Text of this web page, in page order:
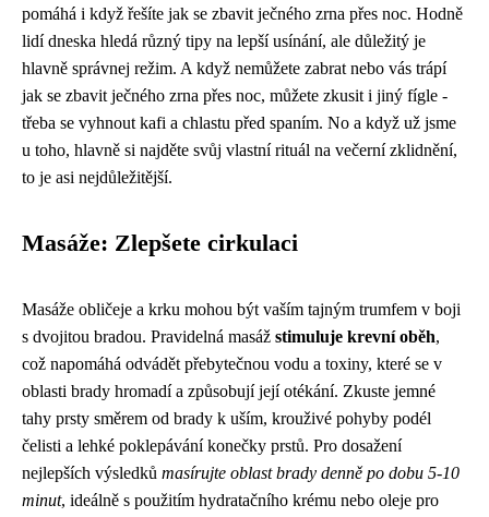
pomáhá i když řešíte jak se zbavit ječného zrna přes noc. Hodně
lidí dneska hledá různý tipy na lepší usínání, ale důležitý je
hlavně správnej režim. A když nemůžete zabrat nebo vás trápí
jak se zbavit ječného zrna přes noc, můžete zkusit i jiný fígle -
třeba se vyhnout kafi a chlastu před spaním. No a když už jsme
u toho, hlavně si najděte svůj vlastní rituál na večerní zklidnění,
to je asi nejdůležitější.
Masáže: Zlepšete cirkulaci
Masáže obličeje a krku mohou být vaším tajným trumfem v boji
s dvojitou bradou. Pravidelná masáž stimuluje krevní oběh,
což napomáhá odvádět přebytečnou vodu a toxiny, které se v
oblasti brady hromadí a způsobují její otékání. Zkuste jemné
tahy prsty směrem od brady k uším, krouživé pohyby podél
čelisti a lehké poklepávání konečky prstů. Pro dosažení
nejlepších výsledků masírujte oblast brady denně po dobu 5-10
minut, ideálně s použitím hydratačního krému nebo oleje pro